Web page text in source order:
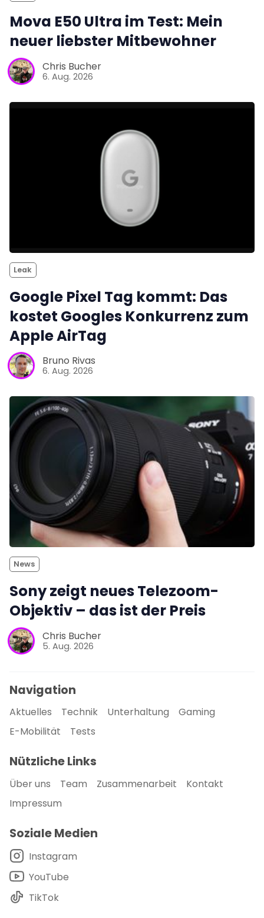
Mova E50 Ultra im Test: Mein
neuer liebster Mitbewohner
Chris Bucher
6. Aug. 2026
Leak
Google Pixel Tag kommt: Das
kostet Googles Konkurrenz zum
Apple AirTag
Bruno Rivas
6. Aug. 2026
News
Sony zeigt neues Telezoom-
Objektiv – das ist der Preis
Chris Bucher
5. Aug. 2026
Navigation
Aktuelles Technik Unterhaltung
Gaming
E-Mobilität
Tests
Nützliche Links
Über uns Team Zusammenarbeit
Kontakt
Impressum
Soziale Medien
Instagram
YouTube
TikTok